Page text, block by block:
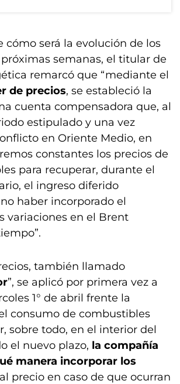
cómo será la evolución de los
semanas, el titular de
remarcó que “mediante el
de precios, se estableció la
cuenta compensadora que, al
estipulado y una vez
en Oriente Medio, en
constantes los precios de
para recuperar, durante el
el ingreso diferido
haber incorporado el
variaciones en el Brent
también llamado
”, se aplicó por primera vez a
1° de abril frente la
consumo de combustibles
sobre todo, en el interior del
el nuevo plazo, la compañía
manera incorporar los
al precio en caso de que ocurran